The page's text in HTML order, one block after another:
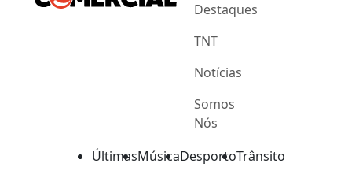
Destaques
TNT
Notícias
Somos
Nós
ÚltimasMúsicaDesportoTrânsito